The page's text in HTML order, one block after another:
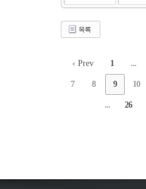
목록
‹ Prev 1 ...
7 8 9 10
... 26